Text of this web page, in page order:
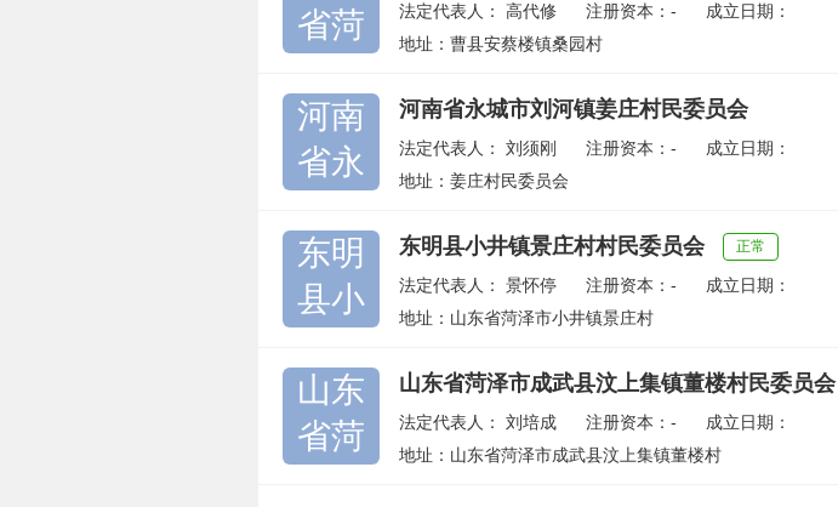
省菏
法定代表人：高代修 注册资本：-
成立日期：
地址：曹县安蔡楼镇桑园村
河南
省永
河南省永城市刘河镇姜庄村民委员会
法定代表人：刘须刚 注册资本：-
成立日期：
地址：姜庄村民委员会
东明
县小
东明县小井镇景庄村村民委员会 正常
法定代表人：景怀停 注册资本：-
成立日期：
地址：山东省菏泽市小井镇景庄村
山东
省菏
山东省菏泽市成武县汶上集镇董楼村民委员会
法定代表人：刘培成 注册资本：-
成立日期：
地址：山东省菏泽市成武县汶上集镇董楼村